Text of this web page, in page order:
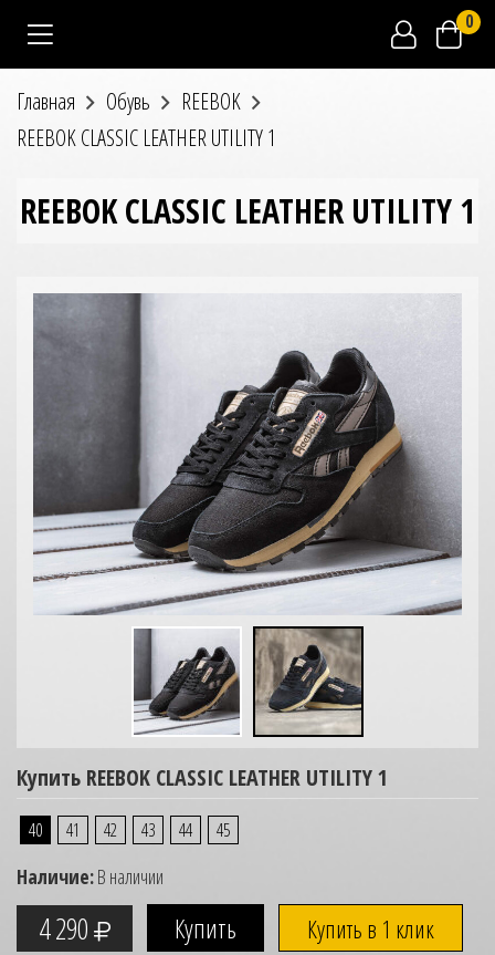
0
Главная Обувь
REEBOK
REEBOK CLASSIC LEATHER UTILITY 1
REEBOK CLASSIC LEATHER UTILITY 1
Купить REEBOK CLASSIC LEATHER UTILITY 1
40 41 42 43 44 45
Наличие:В наличии
4 290 Купить в 1 клик